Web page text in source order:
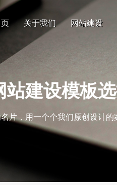
关于我们 网站建设
站建设模板
片，用一个个我们原创设计的